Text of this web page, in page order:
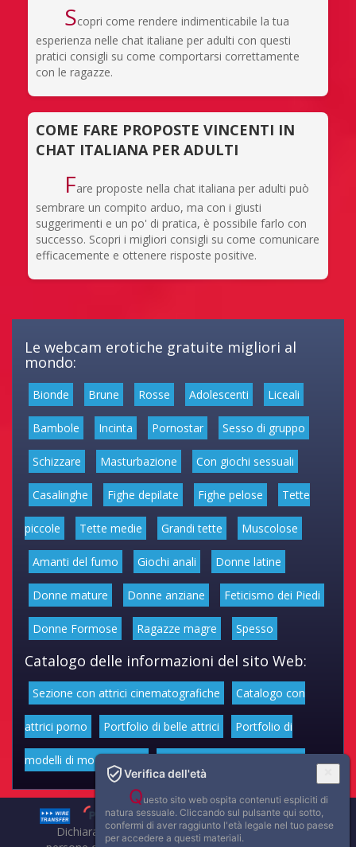
Scopri come rendere indimenticabile la tua
esperienza nelle chat italiane per adulti con questi
pratici consigli su come comportarsi correttamente
con le ragazze.
COME FARE PROPOSTE VINCENTI IN
CHAT ITALIANA PER ADULTI
Fare proposte nella chat italiana per adulti può
sembrare un compito arduo, ma con i giusti
suggerimenti e un po' di pratica, è possibile farlo con
successo. Scopri i migliori consigli su come comunicare
efficacemente e ottenere risposte positive.
Le webcam erotiche gratuite migliori al
mondo:
Bionde Brune Rosse Adolescenti Liceali
Bambole Incinta Pornostar Sesso di gruppo
Schizzare Masturbazione Con giochi sessuali
Casalinghe Fighe depilate Fighe pelose Tette
piccole Tette medie Grandi tette Muscolose
Amanti del fumo Giochi anali Donne latine
Donne mature Donne anziane Feticismo dei Piedi
Donne Formose Ragazze magre Spesso
Catalogo delle informazioni del sito Web:
Sezione con attrici cinematografiche Catalogo con
attrici porno Portfolio di belle attrici Portfolio di
modelli di moda volgari
Dichiarazione di non responsabilità: tutti i membri e le
Verifica dell'età
Questo sito web ospita contenuti espliciti di
natura sessuale. Cliccando sul pulsante qui sotto,
confermi di aver raggiunto l'età legale nel tuo paese
per accedere a questi materiali.